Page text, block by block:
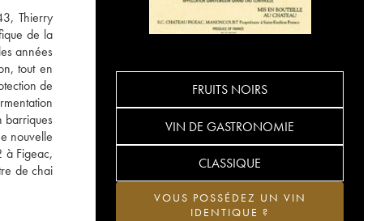
Thierry
de la
années
tout en
de
barriques
nouvelle
à Figeac,
de chai
FRUITS NOIRS
VIN DE GASTRONOMIE
CLASSIQUE
VOUS POSSÉDEZ UN VIN
IDENTIQUE ?